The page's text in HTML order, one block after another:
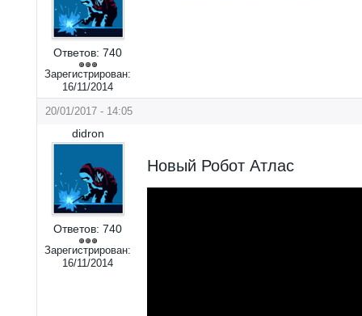
Ответов: 740
Зарегистрирован:
16/11/2014
20/01/2017 - 14:05
didron
Ответов: 740
Зарегистрирован:
16/11/2014
Новый Робот Атлас